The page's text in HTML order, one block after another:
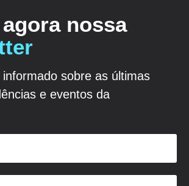
nossa
sobre as últimas
e eventos da